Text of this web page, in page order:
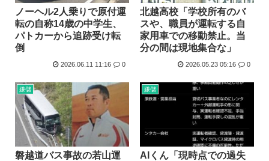
ノーヘル2人乗りで原付運
転の自称14歳の中学生、
パトカーから追跡受け転
倒
2026.06.11 11:16 0
北越高校「学校所有のバ
スや、職員が運転する自
家用車での移動禁止。当
分の間は現地集合な」
2026.05.23 05:16 0
嫌儲
磐越道バス事故の若山運
嫌儲
AIくん「現時点での過失